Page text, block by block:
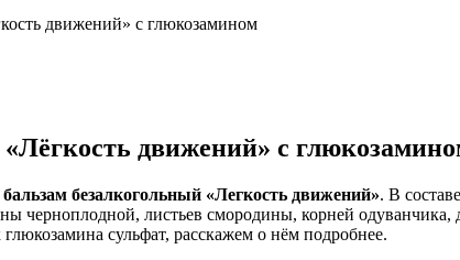
движений» с глюкозамином
движений» с
безалкогольный «Легкость движений». В
черноплодной, листьев смородины, корней
сульфат, расскажем о нём подробнее.